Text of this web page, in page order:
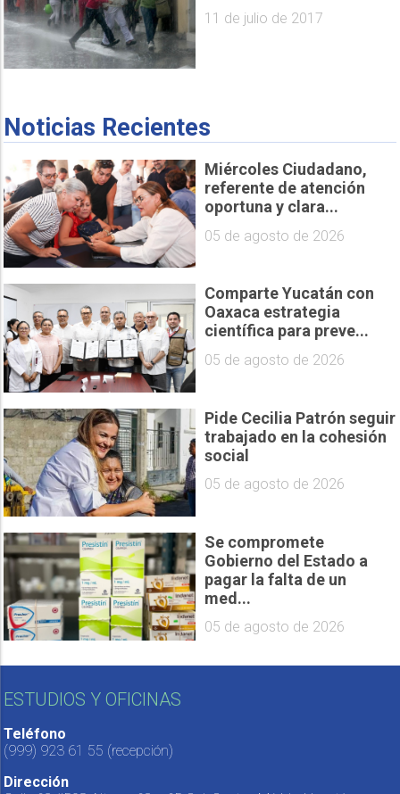
11 de julio de 2017
Noticias Recientes
Miércoles Ciudadano,
referente de atención
oportuna y clara...
05 de agosto de 2026
Comparte Yucatán con
Oaxaca estrategia
científica para preve...
05 de agosto de 2026
Pide Cecilia Patrón seguir
trabajado en la cohesión
social
05 de agosto de 2026
Se compromete
Gobierno del Estado a
pagar la falta de un
med...
05 de agosto de 2026
ESTUDIOS Y OFICINAS
Teléfono
(999) 923 61 55 (recepción)
Dirección